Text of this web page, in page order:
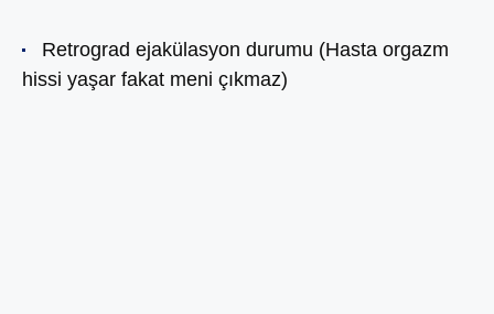
Retrograd ejakülasyon durumu (Hasta orgazm
hissi yaşar fakat meni çıkmaz)